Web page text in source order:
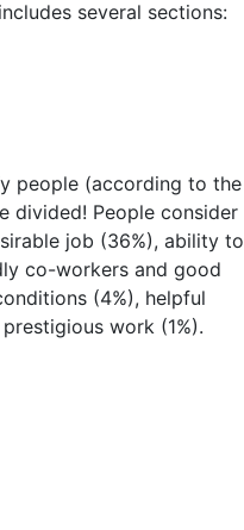
sections:
people (according to the
divided! People consider
job (36%), ability to
co-workers and good
(4%), helpful
work (1%).